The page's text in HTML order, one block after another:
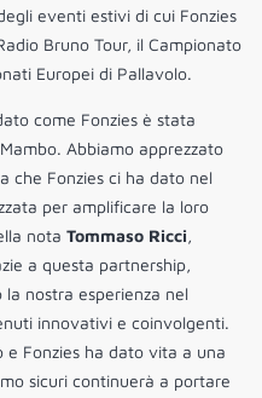
eventi estivi di cui Fonzies
Bruno Tour, il Campionato
Europei di Pallavolo.
come Fonzies è stata
Abbiamo apprezzato
che Fonzies ci ha dato nel
per amplificare la loro
nota Tommaso Ricci,
a questa partnership,
nostra esperienza nel
innovativi e coinvolgenti.
e Fonzies ha dato vita a una
sicuri continuerà a portare